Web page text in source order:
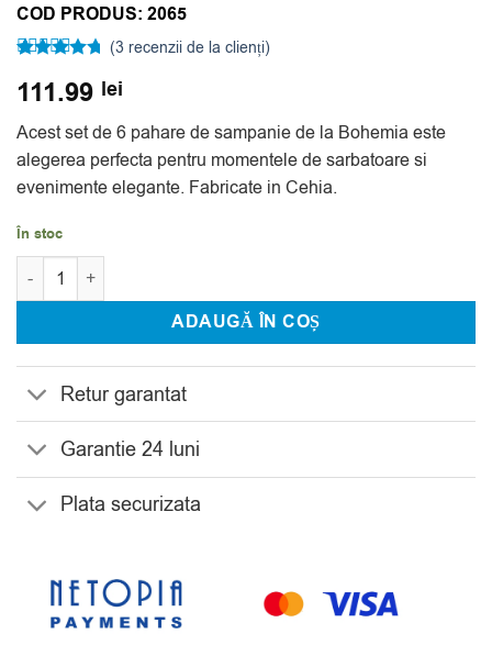
COD PRODUS: 2065
4.67 din 5
evaluări de
(3 recenzii de la clienți)
111.99 lei
Acest set de 6 pahare de sampanie de la Bohemia este
alegerea perfecta pentru momentele de sarbatoare si
evenimente elegante. Fabricate in Cehia.
În stoc
Cantitate Set 6 Pahare Sampanie Bohemia Sterna Klaudie 200
ADAUGĂ ÎN COȘ
Retur garantat
Garantie 24 luni
Plata securizata